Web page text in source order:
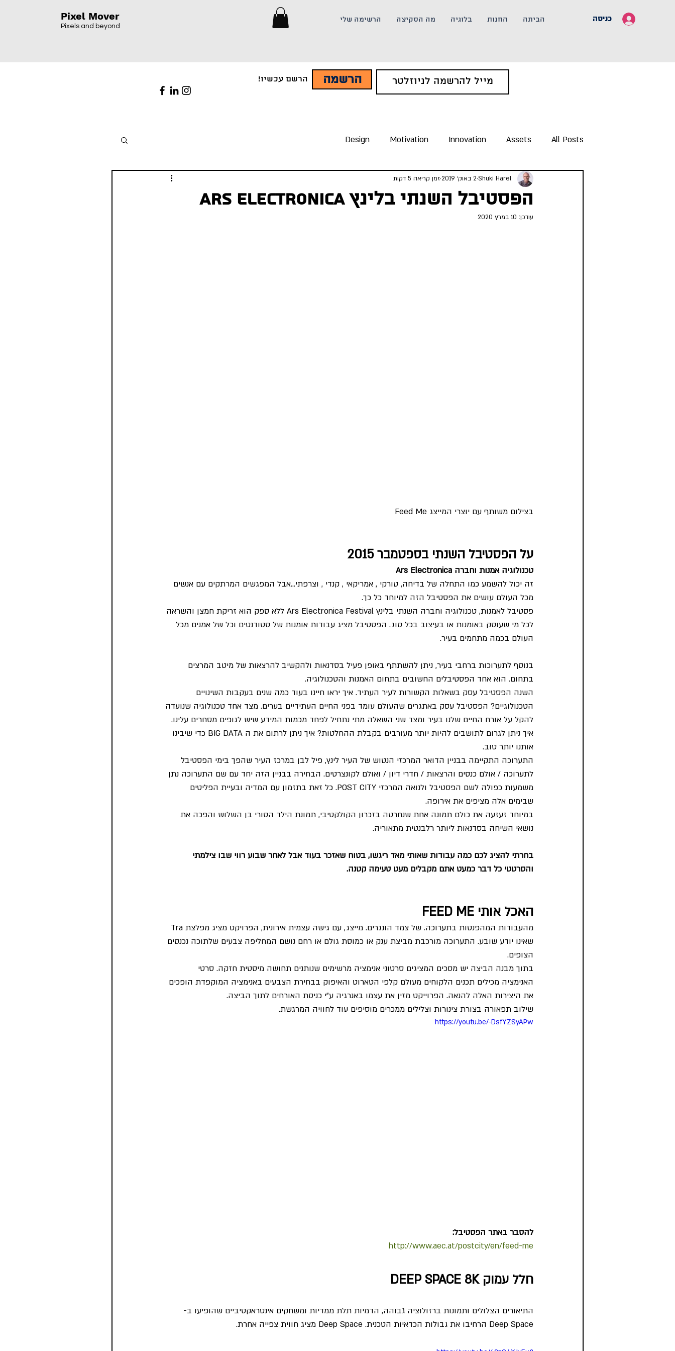
Pixel Mover
Pixels and beyond
הביתה החנות בלוגיה מה הסקיצה הרשימה שלי כניסה
הרשם עכשיו! הרשמה
All Posts
Assets
Innovation
Motivation
Design
הפסטיבל השנתי בלינץ Ars Electronica
Shuki Harel2 באוק׳ 2019 זמן קריאה 5 דקות
עודכן: 10 במרץ 2020
בצילום משותף עם יוצרי המייצג Feed Me
על הפסטיבל השנתי בספטמבר 2015
טכנולוגיה אמנות וחברה Ars Electronica
זה יכול להשמע כמו התחלה של בדיחה, טורקי , אמריקאי , קנדי , וצרפתי...אבל המפגשים המרתקים עם אנשים
מכל העולם עושים את הפסטיבל הזה למיוחד כל כך.
פסטיבל לאמנות, טכנולוגיה וחברה השנתי בלינץ Ars Electronica Festival ללא ספק הוא זריקת חמצן והשראה
לכל מי שעוסק באומנות או בעיצוב בכל סוג. הפסטיבל מציג עבודות אומנות של סטודנטים וכל של אמנים מכל
העולם בכמה מתחמים בעיר.
בנוסף לתערוכות ברחבי בעיר, ניתן להשתתף באופן פעיל בסדנאות ולהקשיב להרצאות של מיטב המרצים
בתחום. הוא אחד הפסטיבלים החשובים בתחום האמנות והטכנולוגיה.
השנה הפסטיבל עסק בשאלות הקשורות לעיר העתיד. איך יראו חיינו בעוד כמה שנים בעקבות השינויים
הטכנולוגיים? הפסטיבל עסק באתגרים שהעולם עומד בפני החיים העתידיים בערים. מצד אחד טכנולוגיה שנועדה
להקל על אורח החיים שלנו בעיר ומצד שני השאלה מתי נתחיל לפחד מכמות המידע שיש לגופים מסחרים עלינו.
איך ניתן לגרום לתושבים להיות יותר מעורבים בקבלת ההחלטות? איך ניתן לרתום את ה BIG DATA כדי שיבינו
אותנו יותר טוב.
התערוכה התקיימה בבניין הדואר המרכזי הנטוש של העיר לינץ, פיל לבן במרכז העיר שהפך בימי הפסטיבל
לתערוכה / אולם כנסים והרצאות / חדרי דיון / ואולם לקונצרטים. הבחירה בבניין הזה יחד עם שם התערוכה נתן
משמעות כפולה לשם הפסטיבל ולנואה המרכזי POST CITY. כל זאת בתזמון עם המדיה ובעיית הפליטים
שבימים אלה מציפים את אירופה.
במיוחד זעזעה את כולם תמונה אחת שנחרטה בזכרון הקולקטיבי, תמונת הילד הסורי בן השלוש והפכה את
נושאי השיחה בסדנאות ליותר רלבנטית מתאוריה.
בחרתי להציג לכם כמה עבודות שאותי מאד ריגשו, בטוח שאזכר בעוד אבל לאחר שבוע רווי שבו צילמתי
והסרטטי כל דבר כמעט אתם מקבלים מעט טעימה קטנה.
FEED ME האכל אותי
שאינו יודע שובע. התערוכה מורכבת מביצת ענק או כמוסת גולם או רחם נושם המחליפה צבעים שלתוכה נכנסים
הצופים.
בתוך מבנה הביצה יש מסכים המציגים סרטוני אנימציה מרשימים שנותנים תחושה מיסטית חזקה. סרטי
האנימציה מכילים תכנים הלקוחים מעולם קלפי הטארוט והאיפוק בבחירת הצבעים באנימציה המוקפדת הופכים
את היצירות האלה להנאה. הפרוייקט מזין את עצמו באנרגיה ע"י כניסת האורחים לתוך הביצה.
שילוב תפאורה בצורת צינורות וצלילים ממכרים מוסיפים עוד לחוויה המרגשת.
https://youtu.be/-DsfYZSyAPw
להסבר באתר הפסטיבל:
http://www.aec.at/postcity/en/feed-me
חלל עמוק DEEP SPACE 8K
התיאורים הצלולים ותמונות ברזולוציה גבוהה, הדמיות תלת ממדיות ומשחקים אינטראקטיביים שהופיעו ב-
Deep Space הרחיבו את גבולות הכדאיות הטכנית. Deep Space מציג חווית צפייה אחרת.